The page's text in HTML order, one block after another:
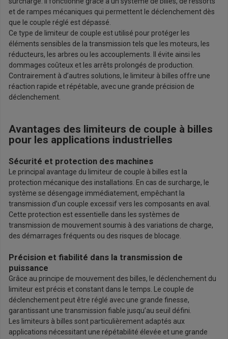
et de rampes mécaniques qui permettent le déclenchement dès
que le couple réglé est dépassé.
Ce type de limiteur de couple est utilisé pour protéger les
éléments sensibles de la transmission tels que les moteurs, les
réducteurs, les arbres ou les accouplements. Il évite ainsi les
dommages coûteux et les arrêts prolongés de production.
Contrairement à d’autres solutions, le limiteur à billes offre une
réaction rapide et répétable, avec une grande précision de
déclenchement.
Avantages des limiteurs de couple à billes
pour les applications industrielles
Sécurité et protection des machines
Le principal avantage du limiteur de couple à billes est la
protection mécanique des installations. En cas de surcharge, le
système se désengage immédiatement, empêchant la
transmission d’un couple excessif vers les composants en aval.
Cette protection est essentielle dans les systèmes de
transmission de mouvement soumis à des variations de charge,
des démarrages fréquents ou des risques de blocage.
Précision et fiabilité dans la transmission de
puissance
Grâce au principe de mouvement des billes, le déclenchement du
limiteur est précis et constant dans le temps. Le couple de
déclenchement peut être réglé avec une grande finesse,
garantissant une transmission fiable jusqu’au seuil défini.
Les limiteurs à billes sont particulièrement adaptés aux
applications nécessitant une répétabilité élevée et une grande